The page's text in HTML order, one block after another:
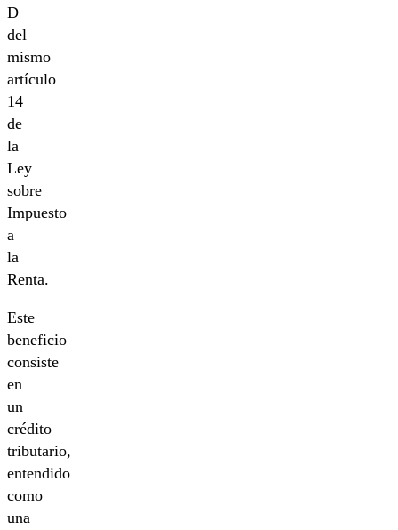
D
del
mismo
artículo
14
de
la
Ley
sobre
Impuesto
a
la
Renta.
Este
beneficio
consiste
en
un
crédito
tributario,
entendido
como
una